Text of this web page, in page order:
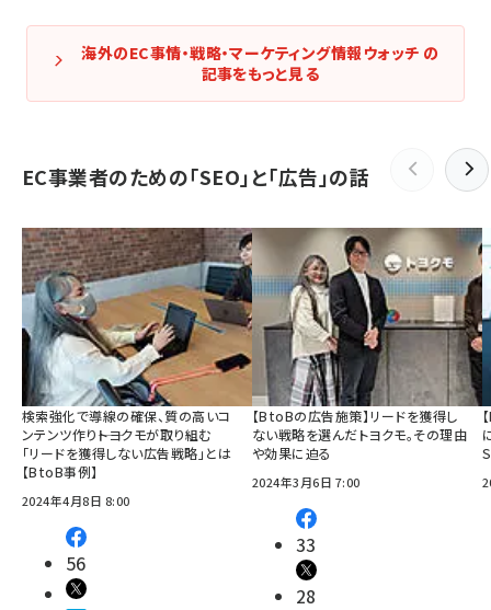
海外のEC事情・戦略・マーケティング情報ウォッチ の
記事をもっと見る
EC事業者のための「SEO」と「広告」の話
検索強化で導線の確保、質の高いコ
ンテンツ作り――トヨクモが取り組む
「リードを獲得しない広告戦略」とは
【BtoB事例】
2024年4月8日 8:00
56
【BtoBの広告施策】リードを獲得し
ない戦略を選んだトヨクモ。その理由
や効果に迫る
2024年3月6日 7:00
33
28